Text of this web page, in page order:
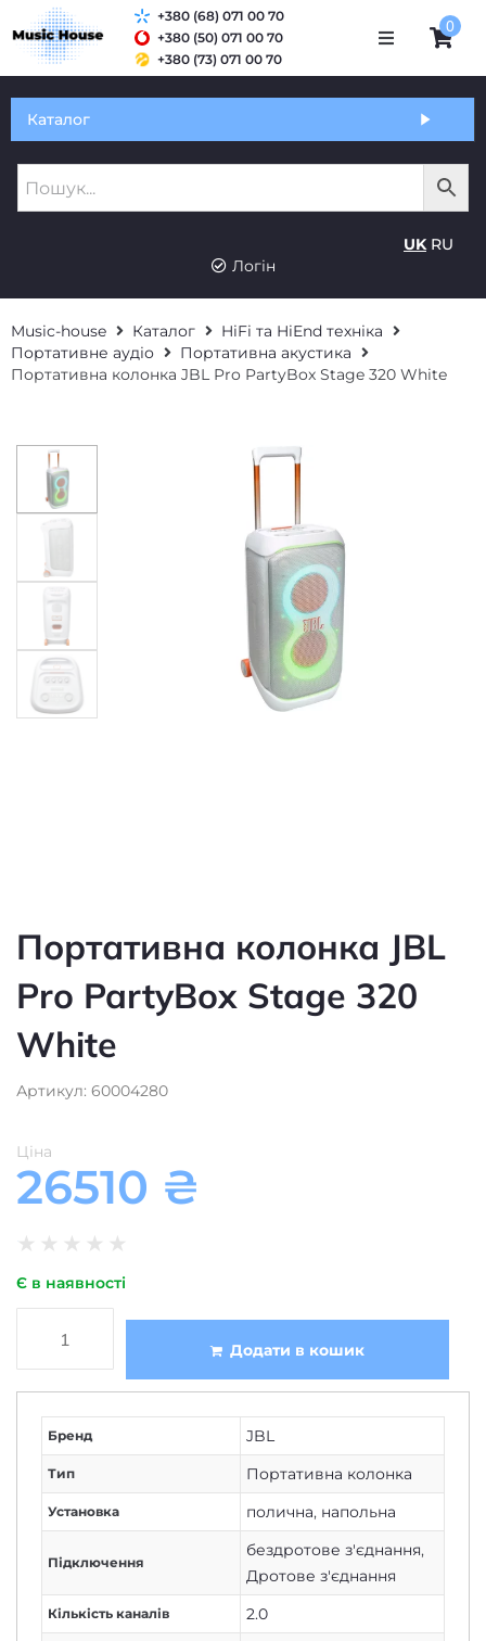
Оплата і доставка
+380 (68) 071 00 70
+380 (50) 071 00 70
+380 (73) 071 00 70
0
Каталог
UK RU
Логін
Music-house Каталог
HiFi та HiEnd техніка
Портативне аудіо
Портативна акустика
Портативна колонка JBL Pro PartyBox Stage 320 White
Портативна колонка JBL
Pro PartyBox Stage 320
White
Артикул: 60004280
Ціна
26510 ₴
★ ★ ★ ★ ★
Є в наявності
Додати в кошик
Бренд JBL
Тип Портативна колонка
Установка полична, напольна
Підключення
бездротове з'єднання,
Дротове з'єднання
Кількість каналів 2.0